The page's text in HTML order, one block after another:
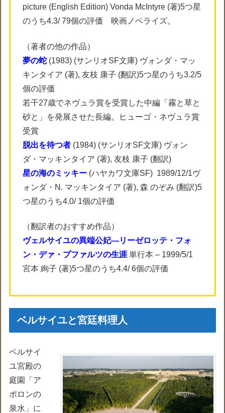
picture (English Edition) Vonda McIntyre (著)5つ星
のうち4.3/ 79個の評価 映画ノベライズ。
（著者の他の作品）
夢の蛇 (1983) (サンリオSF文庫) ヴォンダ・マッ
キンタイア (著), 友枝 康子 (翻訳)5つ星のうち3.2/5
個の評価
若干27歳でネヴュラ賞を受賞した中編「霧と草と
砂と」を発展させた長編。ヒューゴ・ネヴュラ賞
受賞
脱出を待つ者 (1984) (サンリオSF文庫) ヴォン
ダ・マッキンタイア (著), 友枝 康子 (翻訳)
星の海のミッキー (ハヤカワ文庫SF) 1989/12/1ヴ
ォンダ・N. マッキンタイア (著), 森 のぞみ (翻訳)5
つ星のうち4.0/ 1個の評価
（翻訳者のおすすめ作品）
ヴェルサイユの異端公妃―リーゼロッテ・フォ
ン・デァ・プファルツの生涯 単行本 – 1999/5/1
宮本 絢子 (著)5つ星のうち4.4/ 6個の評価
ベルサイユと宮廷料理人
ベルサイ
ユ宮殿の
庭園「ア
ポロンの
泉水」に